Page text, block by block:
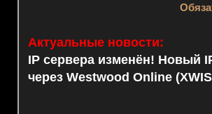
Актуальные новости:
IP сервера изменён! Новый
через Westwood Online